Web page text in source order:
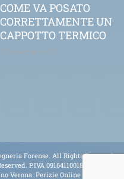
COME VA POSATO
CORRETTAMENTE UN
CAPPOTTO TERMICO
21 Novembre 2020
Forense. All Rights Reserved.
P.IVA 09164110018
Verona Perizie Online Tel.